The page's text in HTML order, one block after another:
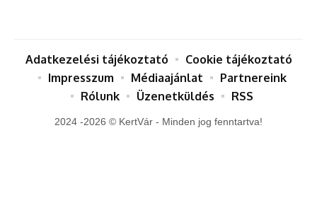
2024 -2026 © KertVár - Minden jog fenntartva!
Adatkezelési tájékoztató
Cookie tájékoztató
Impresszum
Médiaajánlat
Partnereink
Rólunk
Üzenetküldés RSS